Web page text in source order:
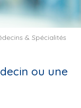
& Spécialités
ou une